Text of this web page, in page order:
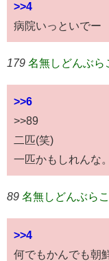
>>4
病院いっといでー
179 名無しどんぶら
>>6
>>89
二匹(笑)
一匹かもしれんな。
89 名無しどんぶらこ
>>4
何でもかんでも朝